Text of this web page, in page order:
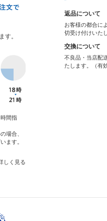
す。
間指
場合、
ます。
しく見る
返品について
お客様の都合に
切受け付けいた
交換について
不良品・当店配
たします。（有